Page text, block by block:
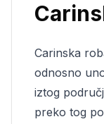
Carinska
odnosno
iztog
preko tog